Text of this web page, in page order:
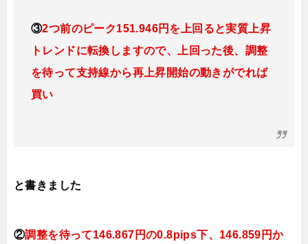
③2つ前のピーク151.946円を上回ると実質上昇
トレンドに転換し ますので、上回った後、調整
を待って支持線から再上昇開始の動きがでれば
買い
と書きました
②調整を待って146.867 円の0.8pips下、146.859円か